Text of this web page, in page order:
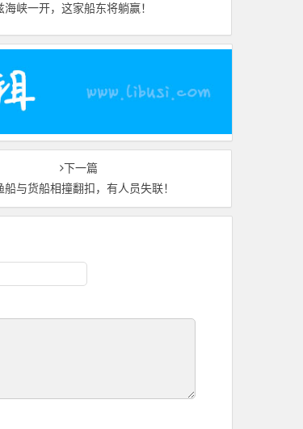
海峡一开，这家船东将躺赢！
下一篇
船与货船相撞翻扣，有人员失联！